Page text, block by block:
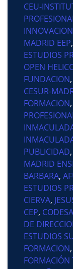
CEU-
MADRID EEP,
ESTUDIOS
OPEN
FUNDACION,
CESUR-
FORMACION,
PUBLICIDAD,
MADRID
BARBARA,
ESTUDIOS
CIERVA,
CEP, CODESA
DE
ESTUDIOS
FORMACION,
FORMACIÓN